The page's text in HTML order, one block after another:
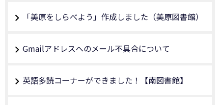
「美原をしらべよう」作成しました（美原図書館）
Gmailアドレスへのメール不具合について
英語多読コーナーができました！【南図書館】